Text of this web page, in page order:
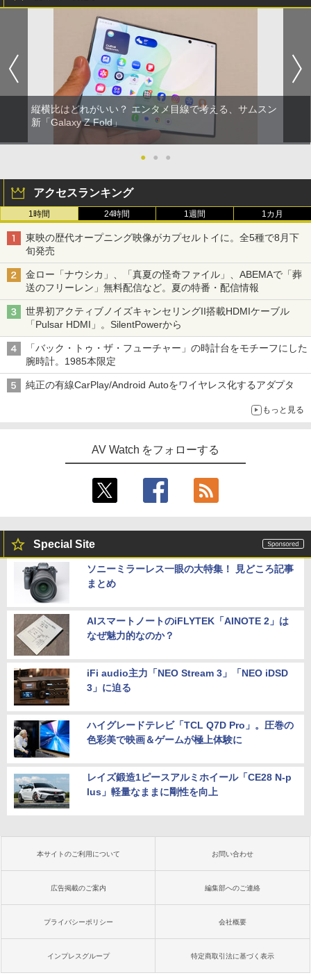
縦横比はどれがいい？ エンタメ目線で考える、サムスン
新「Galaxy Z Fold」
● ● ●
アクセスランキング
1時間 24時間 1週間 1カ月
東映の歴代オープニング映像がカプセルトイに。全5種で8月下
旬発売
金ロー「ナウシカ」、「真夏の怪奇ファイル」、ABEMAで「葬
送のフリーレン」無料配信など。夏の特番・配信情報
世界初アクティブノイズキャンセリングII搭載HDMIケーブル
「Pulsar HDMI」。SilentPowerから
「バック・トゥ・ザ・フューチャー」の時計台をモチーフにした
腕時計。1985本限定
純正の有線CarPlay/Android Autoをワイヤレス化するアダプタ
もっと見る
AV Watch をフォローする
Special Site
ソニーミラーレス一眼の大特集！ 見どころ記事
まとめ
AIスマートノートのiFLYTEK「AINOTE 2」は
なぜ魅力的なのか？
iFi audio主力「NEO Stream 3」「NEO iDSD
3」に迫る
ハイグレードテレビ「TCL Q7D Pro」。圧巻の
色彩美で映画＆ゲームが極上体験に
レイズ鍛造1ピースアルミホイール「CE28 N-p
lus」軽量なままに剛性を向上
本サイトのご利用について お問い合わせ
広告掲載のご案内 編集部へのご連絡
プライバシーポリシー 会社概要
インプレスグループ 特定商取引法に基づく表示